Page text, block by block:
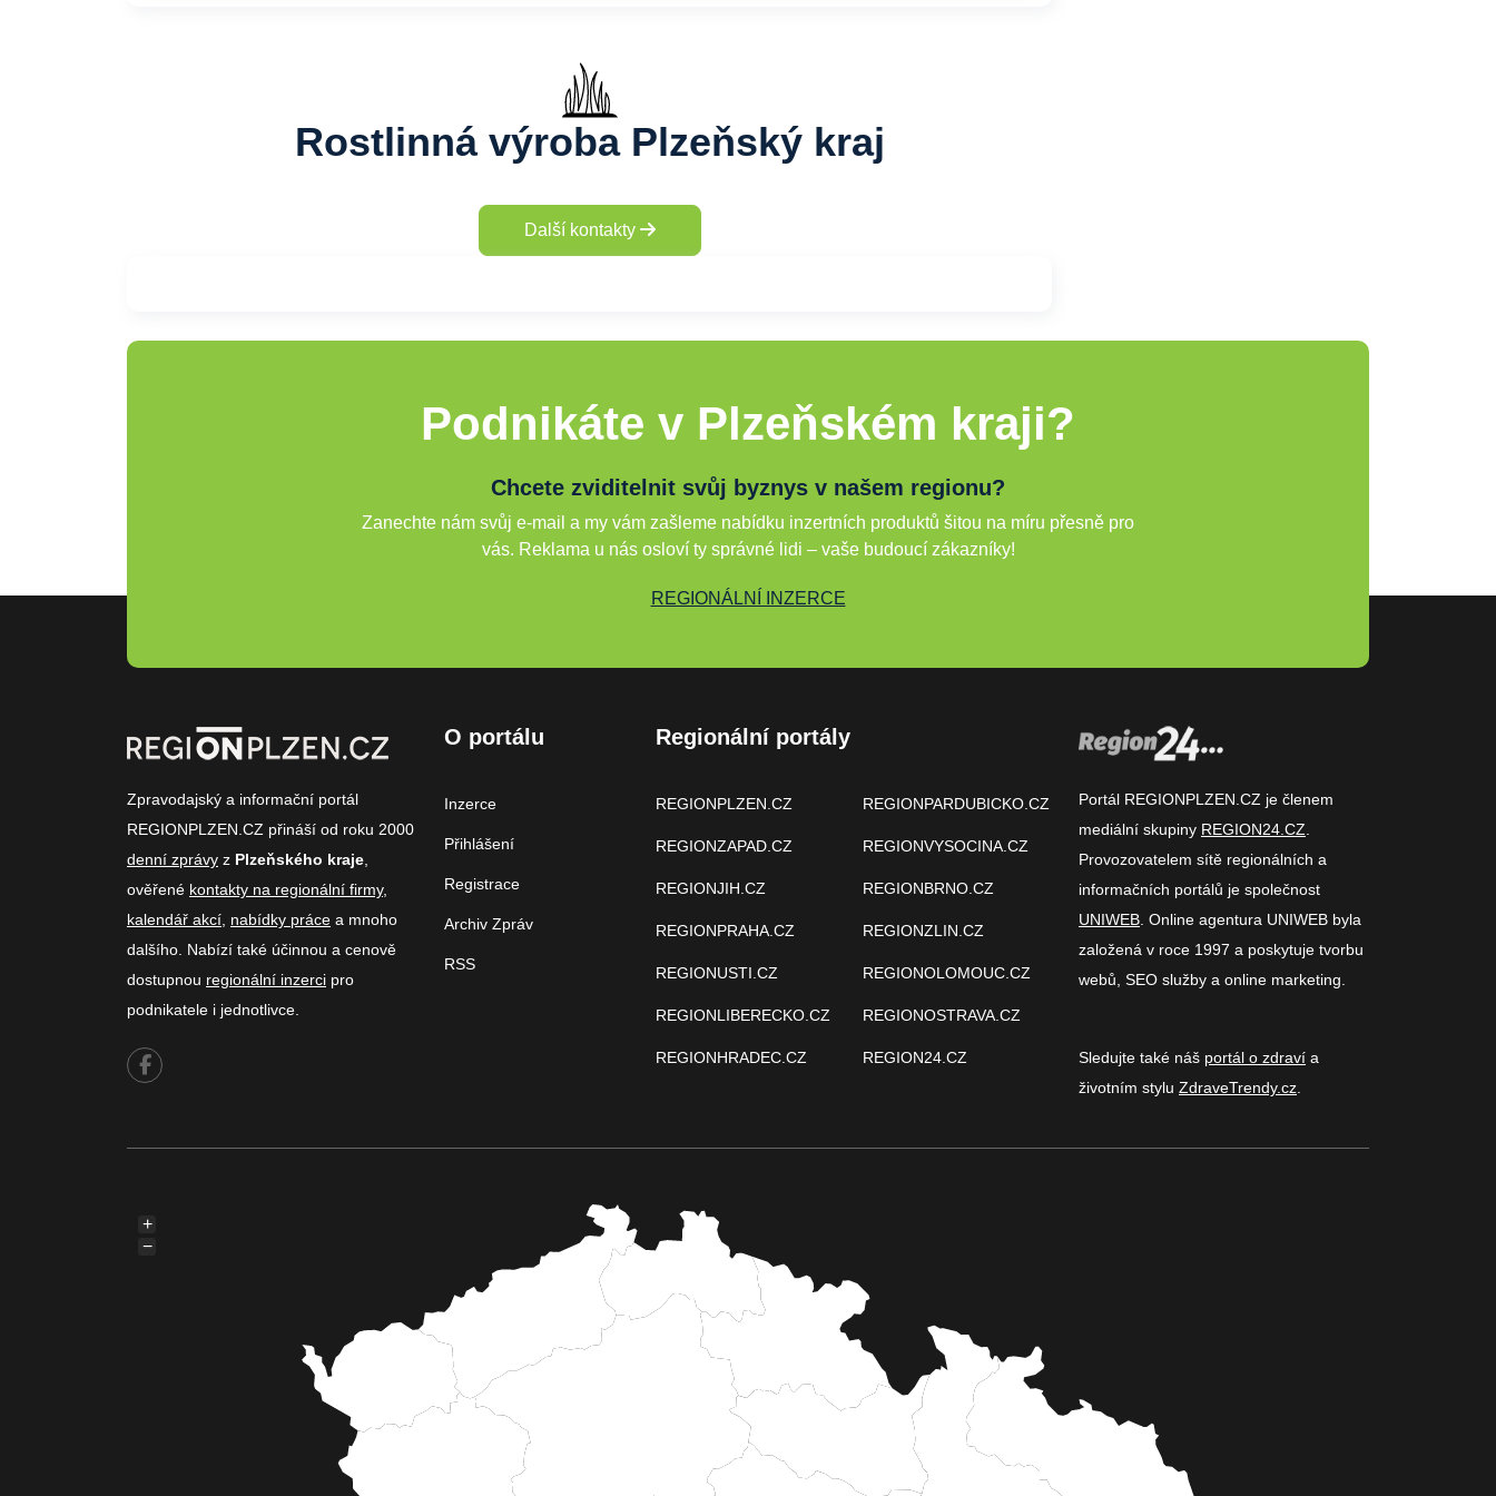
Rostlinná výroba Plzeňský kraj
Další kontakty
Podnikáte v Plzeňském kraji?
Chcete zviditelnit svůj byznys v našem regionu?
Zanechte nám svůj e-mail a my vám zašleme nabídku inzertních produktů šitou na míru přesně pro
vás. Reklama u nás osloví ty správné lidi – vaše budoucí zákazníky!
REGIONÁLNÍ INZERCE
Zpravodajský a informační portál
REGIONPLZEN.CZ přináší od roku 2000
denní zprávy z Plzeňského kraje
ověřené kontakty na regionální firmy,
kalendář akcí nabídky práce a mnoho
dalšího. Nabízí také účinnou a cenově
dostupnou regionální inzerci pro
podnikatele i jednotlivce.
O portálu
Inzerce
Přihlášení
Registrace
Archiv Zpráv
RSS
Regionální portály
REGIONPLZEN.CZ
REGIONZAPAD.CZ
REGIONJIH.CZ
REGIONPRAHA.CZ
REGIONUSTI.CZ
REGIONLIBERECKO.CZ
REGIONHRADEC.CZ
REGIONPARDUBICKO.CZ
REGIONVYSOCINA.CZ
REGIONBRNO.CZ
REGIONZLIN.CZ
REGIONOLOMOUC.CZ
REGIONOSTRAVA.CZ
REGION24.CZ
Portál REGIONPLZEN.CZ je členem
mediální skupiny REGION24.CZ
Provozovatelem sítě regionálních a
informačních portálů je společnost
UNIWEB . Online agentura UNIWEB byla
založená v roce 1997 a poskytuje tvorbu
webů, SEO služby a online marketing.
Sledujte také náš portál o zdraví a
životním stylu ZdraveTrendy.cz
+
−